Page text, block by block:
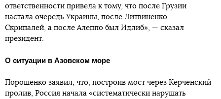
ответственности привела к тому, что после Грузии
настала очередь Украины, после Литвиненко —
Скрипалей, а после Алеппо был Идлиб», — сказал
президент.
О ситуации в Азовском море
Порошенко заявил, что, построив мост через Керченский
пролив, Россия начала «систематически нарушать